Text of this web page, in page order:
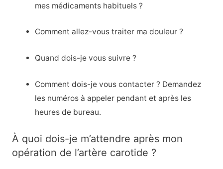
mes médicaments habituels ?
Comment allez-vous traiter ma douleur ?
Quand dois-je vous suivre ?
Comment dois-je vous contacter ? Demandez
les numéros à appeler pendant et après les
heures de bureau.
À quoi dois-je m’attendre après mon
opération de l’artère carotide ?